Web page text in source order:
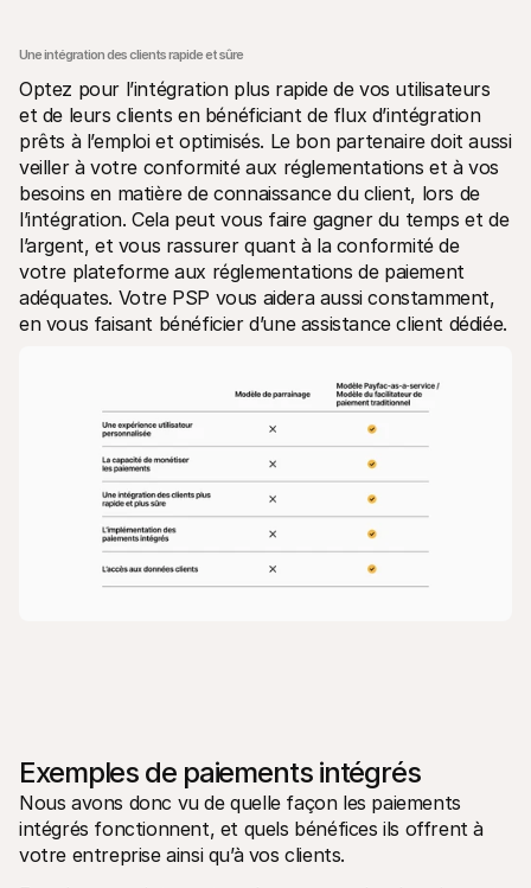
Une intégration des clients rapide et sûre
Optez pour l’intégration plus rapide de vos utilisateurs
et de leurs clients en bénéficiant de flux d’intégration
prêts à l’emploi et optimisés. Le bon partenaire doit aussi
veiller à votre conformité aux réglementations et à vos
besoins en matière de connaissance du client, lors de
l’intégration. Cela peut vous faire gagner du temps et de
l’argent, et vous rassurer quant à la conformité de
votre plateforme aux réglementations de paiement
adéquates. Votre PSP vous aidera aussi constamment,
en vous faisant bénéficier d’une assistance client dédiée.
Exemples de paiements intégrés
Nous avons donc vu de quelle façon les paiements
intégrés fonctionnent, et quels bénéfices ils offrent à
votre entreprise ainsi qu’à vos clients.